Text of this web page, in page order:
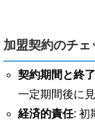
加盟契約のチェ
契約期間と終
一定期間後に
経済的責任: 初